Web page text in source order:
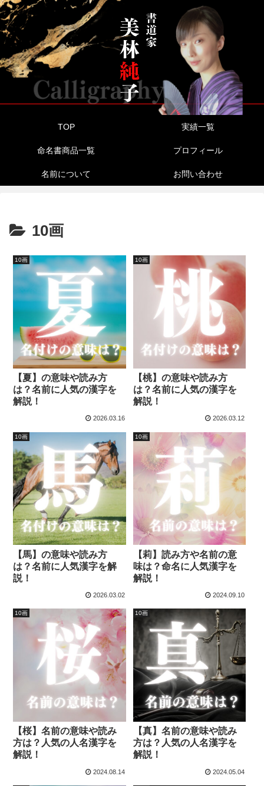
TOP 実績一覧
命名書商品一覧 プロフィール
名前について お問い合わせ
10画
10画
【夏】の意味や読み方
は？名前に人気の漢字を
解説！
2026.03.16
10画
【桃】の意味や読み方
は？名前に人気の漢字を
解説！
2026.03.12
10画
【馬】の意味や読み方
は？名前に人気漢字を解
説！
2026.03.02
10画
【莉】読み方や名前の意
味は？命名に人気漢字を
解説！
2024.09.10
10画
【桜】名前の意味や読み
方は？人気の人名漢字を
解説！
2024.08.14
10画
【真】名前の意味や読み
方は？人気の人名漢字を
解説！
2024.05.04